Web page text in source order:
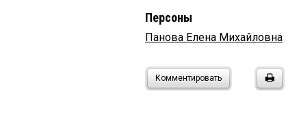
Персоны
Панова Елена Михайловна
Комментировать